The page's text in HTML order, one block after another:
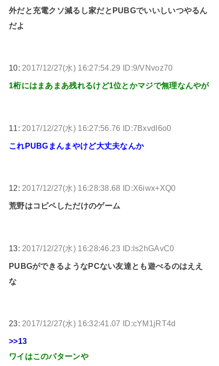
外だと充電クソ減るし家だとPUBGでいいしいつやるん
だよ
10: 2017/12/27(水) 16:27:54.29 ID:9/VNvoz70
1桁にはまあまあ残れるけど1位とかマジで無理なんやが
11: 2017/12/27(水) 16:27:56.76 ID:7BxvdI6o0
これPUBGまんまやけど大丈夫なんか
12: 2017/12/27(水) 16:28:38.68 ID:X6iwx+XQ0
荒野はコピペしただけのゲーム
13: 2017/12/27(水) 16:28:46.23 ID:ls2hGAvC0
PUBGができるようなPCない友達とも遊べるのはええ
な
23: 2017/12/27(水) 16:32:41.07 ID:cYM1jRT4d
>>13
ワイはこのパターンや